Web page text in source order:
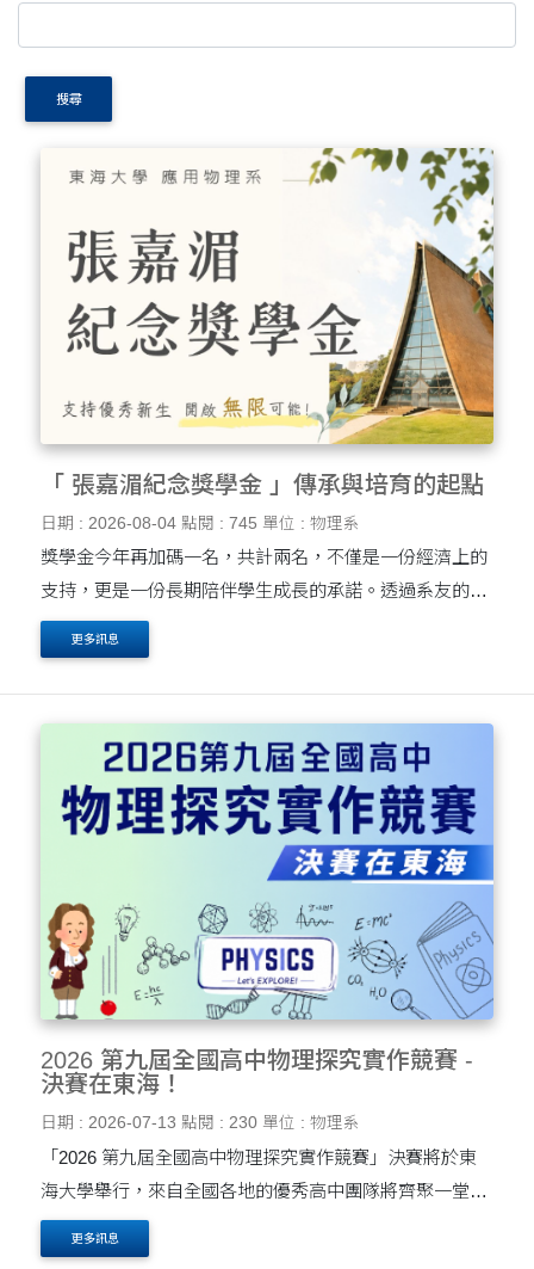
搜尋
「 張嘉湄紀念獎學金 」傳承與培育的起點
日期 : 2026-08-04 點閱 : 745 單位 : 物理系
獎學金今年再加碼一名，共計兩名，不僅是一份經濟上的
支持，更是一份長期陪伴學生成長的承諾。透過系友的傳
承與學系的培育，我們期待每位學生都能在東海應物找到
屬於自己的方向，持續突破自我、開創未來。
更多訊息
2026 第九屆全國高中物理探究實作競賽 -
決賽在東海！
日期 : 2026-07-13 點閱 : 230 單位 : 物理系
「2026 第九屆全國高中物理探究實作競賽」決賽將於東
海大學舉行，來自全國各地的優秀高中團隊將齊聚一堂，
透過實驗設計、數據分析、成果展示及口頭發表，展現物
理探究能力與創新思維。本競賽鼓勵學生運用科學方法探
更多訊息